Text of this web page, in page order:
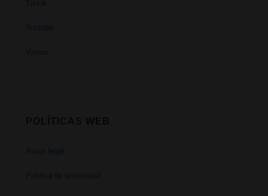
Tiktok
Youtube
Vimeo
Aviso legal
Política de privacidad